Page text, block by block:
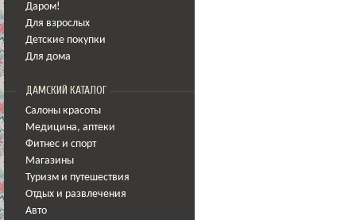
Даром!
Для взрослых
Детские покупки
Для дома
ДАМСКИЙ КАТАЛОГ
Салоны красоты
Медицина, аптеки
Фитнес и спорт
Магазины
Туризм и путешествия
Отдых и развлечения
Авто